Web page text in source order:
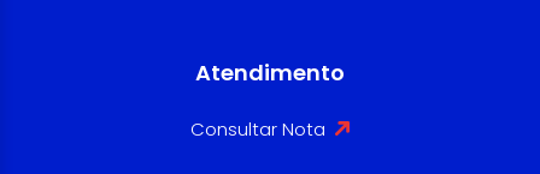
Atendimento
Consultar Nota